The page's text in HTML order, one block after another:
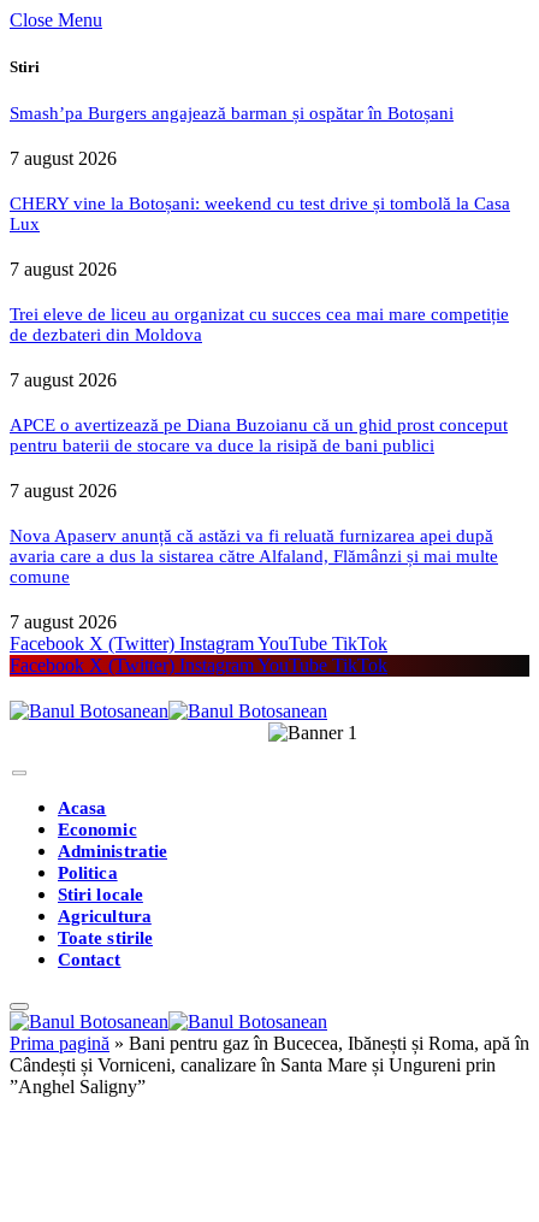
Close Menu
Stiri
Smash’pa Burgers angajează barman și ospătar în Botoșani
7 august 2026
CHERY vine la Botoșani: weekend cu test drive și tombolă la Casa
Lux
7 august 2026
Trei eleve de liceu au organizat cu succes cea mai mare competiție
de dezbateri din Moldova
7 august 2026
APCE o avertizează pe Diana Buzoianu că un ghid prost conceput
pentru baterii de stocare va duce la risipă de bani publici
7 august 2026
Nova Apaserv anunță că astăzi va fi reluată furnizarea apei după
avaria care a dus la sistarea către Alfaland, Flămânzi și mai multe
comune
7 august 2026
Facebook X (Twitter) InstagramYouTube TikTok
Facebook X (Twitter) InstagramYouTube TikTok
Acasa
Economic
Administratie
Politica
Stiri locale
Agricultura
Toate stirile
Contact
Prima pagină » Bani pentru gaz în Bucecea, Ibănești și Roma, apă în
Cândești și Vorniceni, canalizare în Santa Mare și Ungureni prin
”Anghel Saligny”